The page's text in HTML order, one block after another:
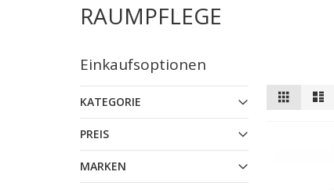
RAUMPFLEGE
Anzeigen
als
Liste
Einkaufsoptionen
KATEGORIE
PREIS
MARKEN